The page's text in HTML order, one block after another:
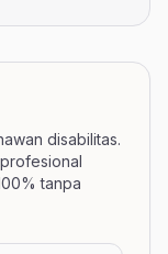
disabilitas.
tanpa